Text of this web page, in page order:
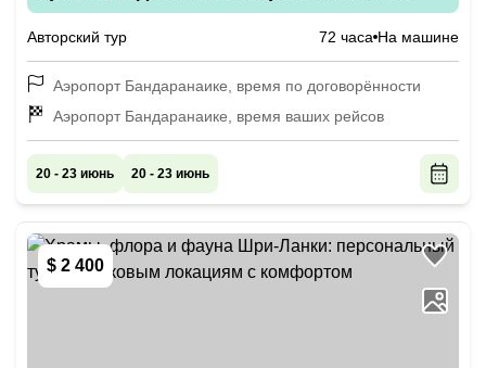
Авторский тур 72 часа На машине
Аэропорт Бандаранаике, время по договорённости
Аэропорт Бандаранаике, время ваших рейсов
20 - 23 июнь 20 - 23 июнь
$ 2 400